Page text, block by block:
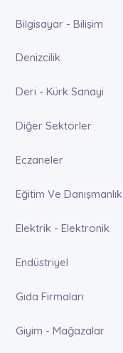
Bilgisayar - Bilişim
Denizcilik
Deri - Kürk Sanayi
Diğer Sektörler
Eczaneler
Eğitim Ve Danışmanlık
Elektrik - Elektronik
Endüstriyel
Gıda Firmaları
Giyim - Mağazalar